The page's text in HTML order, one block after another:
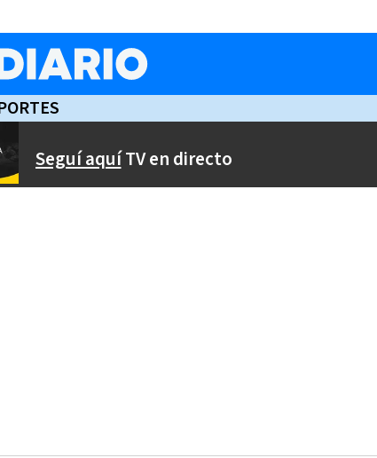
Seguí aquíTV en directo